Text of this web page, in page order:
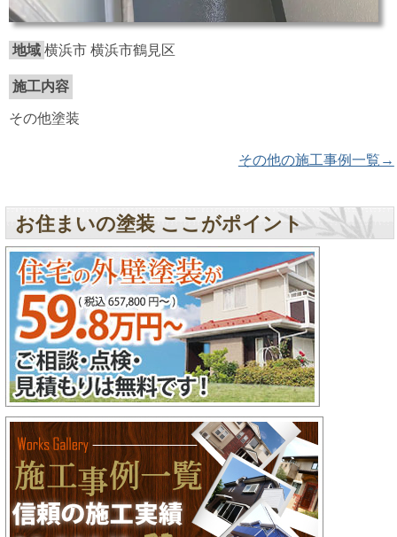
地域 横浜市 横浜市鶴見区
施工内容
その他塗装
その他の施工事例一覧→
お住まいの塗装 ここがポイント